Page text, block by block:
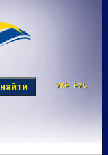
найти УКР РУС